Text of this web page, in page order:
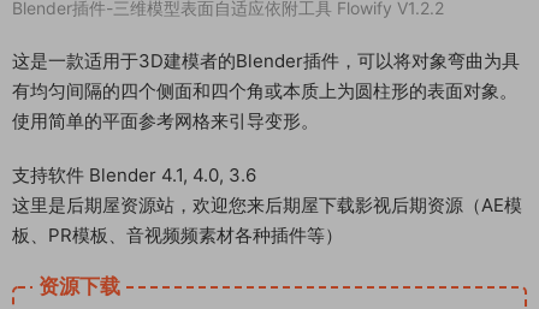
Blender插件-三维模型表面自适应依附工具 Flowify V1.2.2
这是一款适用于3D建模者的Blender插件，可以将对象弯曲为具
有均匀间隔的四个侧面和四个角或本质上为圆柱形的表面对象。
使用简单的平面参考网格来引导变形。
支持软件 Blender 4.1, 4.0, 3.6
这里是后期屋资源站，欢迎您来后期屋下载影视后期资源（AE模
板、PR模板、音视频频素材各种插件等）
资源下载